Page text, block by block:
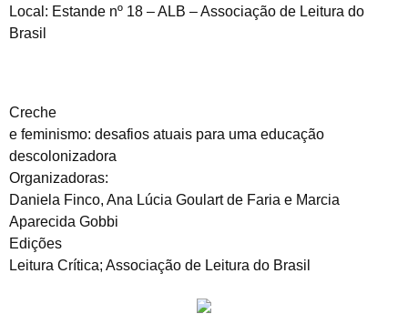
Local: Estande nº 18 – ALB – Associação de Leitura do
Brasil
Creche
e feminismo: desafios atuais para uma educação
descolonizadora
Organizadoras:
Daniela Finco, Ana Lúcia Goulart de Faria e Marcia
Aparecida Gobbi
Edições
Leitura Crítica; Associação de Leitura do Brasil